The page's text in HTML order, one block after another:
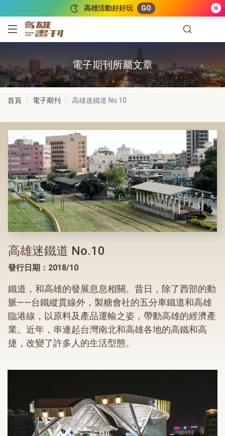
高雄活動好好玩 GO
高雄畫刊
電子期刊所屬文章
首頁 電子期刊 高雄迷鐵道 No.10
高雄迷鐵道 No.10
發行日期：2018/10
鐵道，和高雄的發展息息相關。昔日，除了西部的動
脈——台鐵縱貫線外，製糖會社的五分車鐵道和高雄
臨港線，以原料及產品運輸之姿，帶動高雄的經濟產
業。近年，串連起台灣南北和高雄各地的高鐵和高
捷，改變了許多人的生活型態。